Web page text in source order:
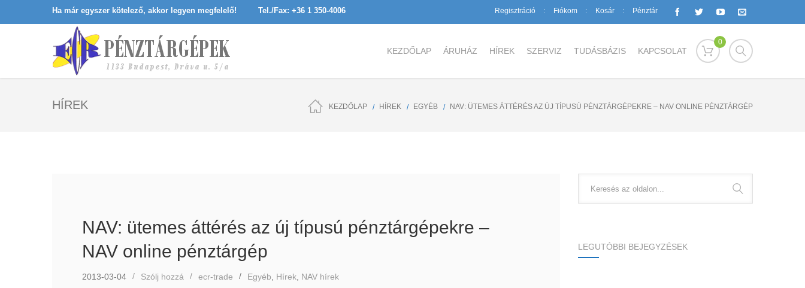
Ha már egyszer kötelező, akkor legyen megfelelő! Tel./Fax: +36 1 350-4006 Regisztráció Fiókom Kosár Pénztár
0
KEZDŐLAP ÁRUHÁZ HÍREK SZERVIZ TUDÁSBÁZIS KAPCSOLAT
HÍREK KEZDŐLAP HÍREK EGYÉB NAV: ÜTEMES ÁTTÉRÉS AZ ÚJ TÍPUSÚ PÉNZTÁRGÉPEKRE – NAV ONLINE PÉNZTÁRGÉP
NAV: ütemes áttérés az új típusú pénztárgépekre –
NAV online pénztárgép
2013-03-04 Szólj hozzá ecr-trade Egyéb Hírek NAV hírek
LEGUTÓBBI BEJEGYZÉSEK